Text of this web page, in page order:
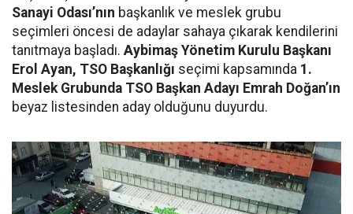
Sanayi Odası’nın başkanlık ve meslek grubu
seçimleri öncesi de adaylar sahaya çıkarak kendilerini
tanıtmaya başladı. Aybimaş Yönetim Kurulu Başkanı
Erol Ayan, TSO Başkanlığı seçimi kapsamında 1.
Meslek Grubunda TSO Başkan Adayı Emrah Doğan’ın
beyaz listesinden aday olduğunu duyurdu.